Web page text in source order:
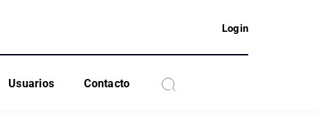
Login
Usuarios Contacto